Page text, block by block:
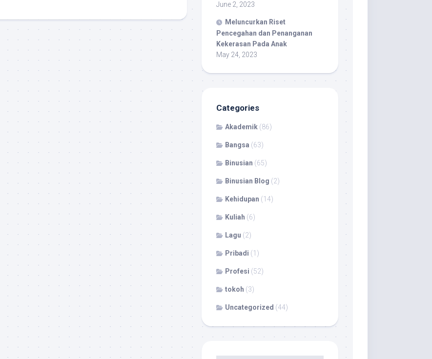
June 2, 2023
Meluncurkan Riset
Pencegahan dan Penanganan
Kekerasan Pada Anak
May 24, 2023
Categories
Akademik (86)
Bangsa (63)
Binusian (65)
Binusian Blog (2)
Kehidupan (14)
Kuliah (6)
Lagu (2)
Pribadi (1)
Profesi (52)
tokoh (3)
Uncategorized (44)